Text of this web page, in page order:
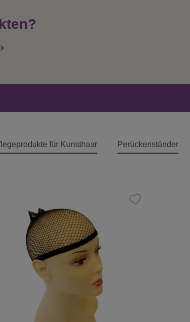
für Kunsthaar Perückenständer